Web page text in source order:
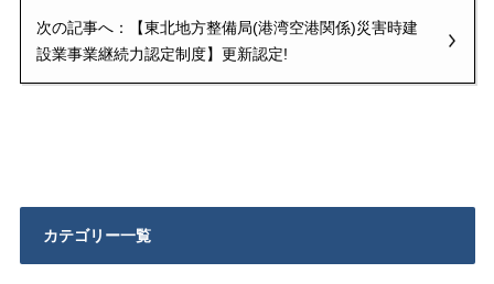
次の記事へ：【東北地方整備局(港湾空港関係)災害時建
設業事業継続力認定制度】更新認定!
カテゴリー一覧